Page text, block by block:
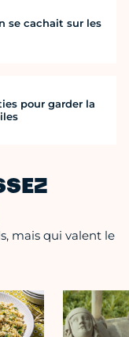
se cachait sur les
pour garder la
mais qui valent le